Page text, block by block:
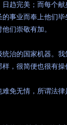
趋完美；而每个
事业而奉上他们
们崇敬有加。
治的国家机器。我
，很简便也很有操
免无情，所谓法